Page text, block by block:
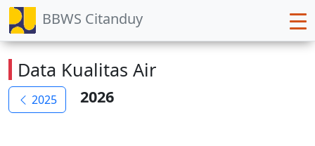
BBWS Citanduy
Data Kualitas Air
2025 2026